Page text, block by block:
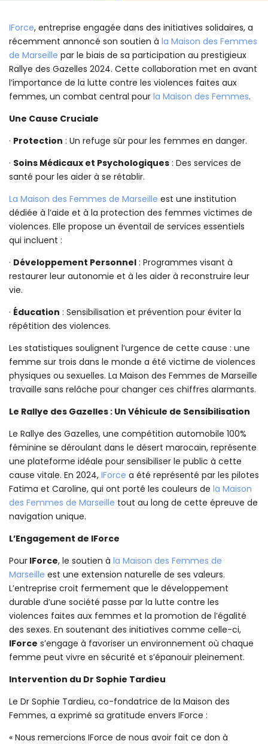
IForce, entreprise engagée dans des initiatives solidaires, a
récemment annoncé son soutien à la Maison des Femmes
de Marseille par le biais de sa participation au prestigieux
Rallye des Gazelles 2024. Cette collaboration met en avant
l’importance de la lutte contre les violences faites aux
femmes, un combat central pour la Maison des Femmes.
Une Cause Cruciale
· Protection : Un refuge sûr pour les femmes en danger.
· Soins Médicaux et Psychologiques : Des services de
santé pour les aider à se rétablir.
La Maison des Femmes de Marseille est une institution
dédiée à l’aide et à la protection des femmes victimes de
violences. Elle propose un éventail de services essentiels
qui incluent :
· Développement Personnel : Programmes visant à
restaurer leur autonomie et à les aider à reconstruire leur
vie.
· Éducation : Sensibilisation et prévention pour éviter la
répétition des violences.
Les statistiques soulignent l’urgence de cette cause : une
femme sur trois dans le monde a été victime de violences
physiques ou sexuelles. La Maison des Femmes de Marseille
travaille sans relâche pour changer ces chiffres alarmants.
Le Rallye des Gazelles : Un Véhicule de Sensibilisation
Le Rallye des Gazelles, une compétition automobile 100%
féminine se déroulant dans le désert marocain, représente
une plateforme idéale pour sensibiliser le public à cette
cause vitale. En 2024, IForce a été représenté par les pilotes
Fatima et Caroline, qui ont porté les couleurs de la Maison
des Femmes de Marseille tout au long de cette épreuve de
navigation unique.
L’Engagement de IForce
Pour IForce, le soutien à la Maison des Femmes de
Marseille est une extension naturelle de ses valeurs.
L’entreprise croit fermement que le développement
durable d’une société passe par la lutte contre les
violences faites aux femmes et la promotion de l’égalité
des sexes. En soutenant des initiatives comme celle-ci,
IForce s’engage à favoriser un environnement où chaque
femme peut vivre en sécurité et s’épanouir pleinement.
Intervention du Dr Sophie Tardieu
Le Dr Sophie Tardieu, co-fondatrice de la Maison des
Femmes, a exprimé sa gratitude envers IForce :
« Nous remercions IForce de nous avoir fait ce don à